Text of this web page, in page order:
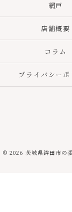
網戸
店舗概要
コラム
プライバシーポ
© 2026 茨城県鉾田市の